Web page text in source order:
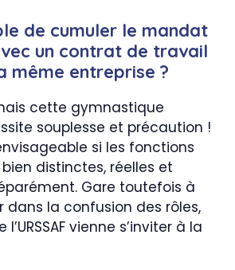
de cumuler le mandat
un contrat de travail
même entreprise ?
cette gymnastique
souplesse et précaution !
si les fonctions
distinctes, réelles et
Gare toutefois à
dans la confusion des rôles,
vienne s’inviter à la